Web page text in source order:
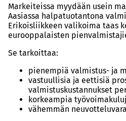
Markeiteissa myydään usein
Aasiassa halpatuotantona
Erikoisliikkeen valikoima taas
eurooppalaisten
Se tarkoittaa:
pienempiä valmistus- ja
vastuullisia ja eettisiä
valmistuskustannukset
korkeampia
vähemmän